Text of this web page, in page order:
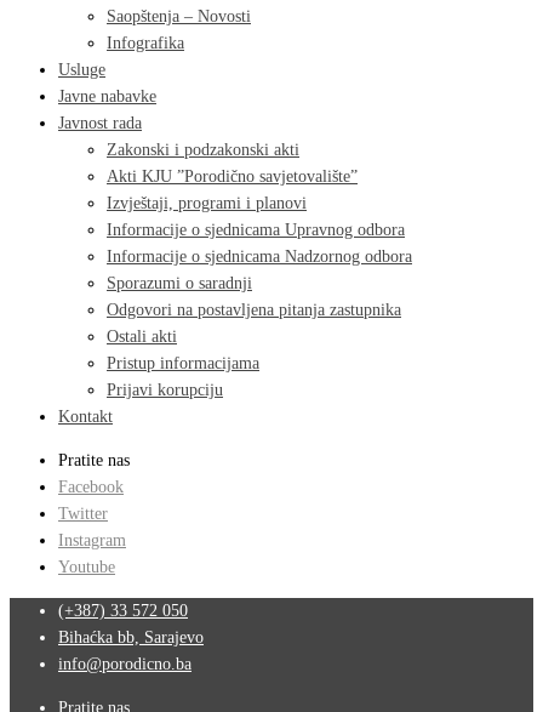
Saopštenja – Novosti
Infografika
Usluge
Javne nabavke
Javnost rada
Zakonski i podzakonski akti
Akti KJU ”Porodično savjetovalište”
Izvještaji, programi i planovi
Informacije o sjednicama Upravnog odbora
Informacije o sjednicama Nadzornog odbora
Sporazumi o saradnji
Odgovori na postavljena pitanja zastupnika
Ostali akti
Pristup informacijama
Prijavi korupciju
Kontakt
Pratite nas
Facebook
Twitter
Instagram
Youtube
(+387) 33 572 050
Bihaćka bb, Sarajevo
info@porodicno.ba
Pratite nas